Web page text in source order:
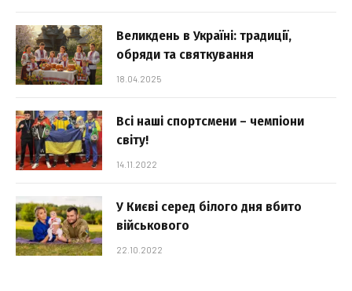
Великдень в Україні: традиції,
обряди та святкування
18.04.2025
Всі наші спортсмени – чемпіони
світу!
14.11.2022
У Києві серед білого дня вбито
військового
22.10.2022